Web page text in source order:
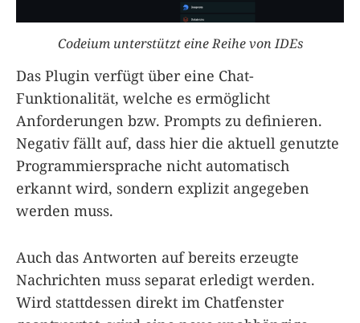
Codeium unterstützt eine Reihe von IDEs
Das Plugin verfügt über eine Chat-
Funktionalität, welche es ermöglicht
Anforderungen bzw. Prompts zu definieren.
Negativ fällt auf, dass hier die aktuell genutzte
Programmiersprache nicht automatisch
erkannt wird, sondern explizit angegeben
werden muss.
Auch das Antworten auf bereits erzeugte
Nachrichten muss separat erledigt werden.
Wird stattdessen direkt im Chatfenster